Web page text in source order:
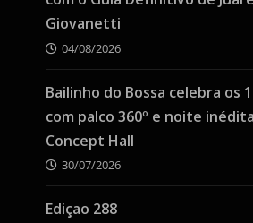
Giovanetti
04/08/2026
Bailinho do Bossa celebra os
com palco 360º e noite
Concept Hall
30/07/2026
Ediçao 288